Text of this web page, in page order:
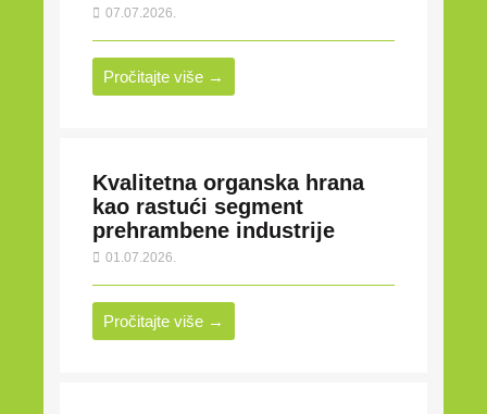
07.07.2026.
Pročitajte više →
Kvalitetna organska hrana
kao rastući segment
prehrambene industrije
01.07.2026.
Pročitajte više →